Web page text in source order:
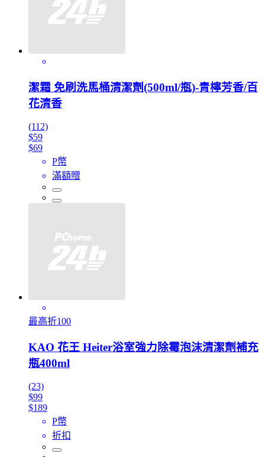
潔霜 免刷洗馬桶清潔劑(500ml/瓶)-青檸芳香/百
花清香
(112)
$59
$69
P幣
滿額贈
最高折100
KAO 花王 Heiter浴室強力除霉泡沫清潔劑補充
瓶400ml
(23)
$99
$189
P幣
折扣